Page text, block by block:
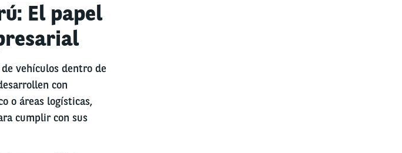
El papel
vehículos dentro de
con
o áreas logísticas,
cumplir con sus